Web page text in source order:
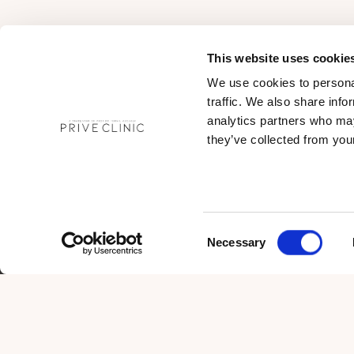
This website uses
We use cookies to
traffic. We also share
analytics partners who
they’ve collected from
Necessary